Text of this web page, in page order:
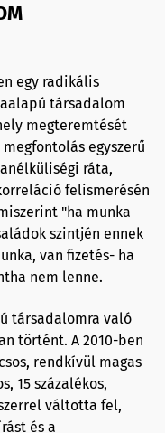
egy radikális
társadalom
megteremtését
egyszerű
ráta,
felismerésén
"ha munka
szintjén ennek
van fizetés- ha
nem lenne.
társadalomra való
történt. A 2010-ben
rendkívül magas
15 százalékos,
váltotta fel,
és a